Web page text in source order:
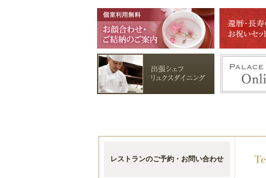
レストランのご予約・お問い合わせ